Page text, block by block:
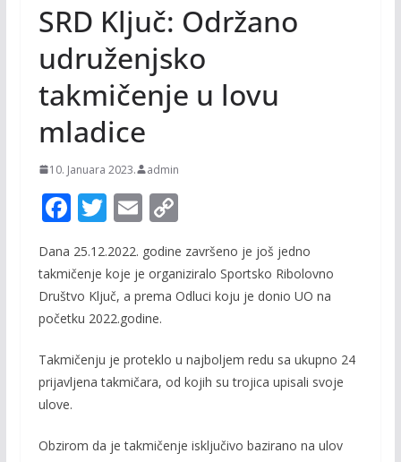
SRD Ključ: Održano
udruženjsko
takmičenje u lovu
mladice
10. Januara 2023. admin
F
e
b
o
o
k
T
itt
er
E
m
ai
l
C
p
y
n
k
Dana 25.12.2022. godine završeno je još jedno
takmičenje koje je organiziralo Sportsko Ribolovno
Društvo Ključ, a prema Odluci koju je donio UO na
početku 2022.godine.
Takmičenju je proteklo u najboljem redu sa ukupno 24
prijavljena takmičara, od kojih su trojica upisali svoje
ulove.
Obzirom da je takmičenje isključivo bazirano na ulov